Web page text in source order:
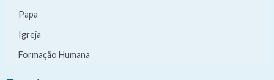
Papa
Igreja
Formação Humana